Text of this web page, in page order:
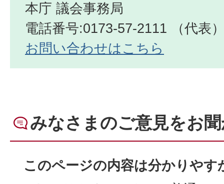
本庁 議会事務局
電話番号:0173-57-2111 （代表
お問い合わせはこちら
みなさまのご意見をお
このページの内容は分かりやす